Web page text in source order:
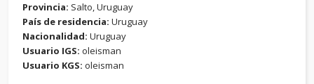
Provincia: Salto, Uruguay
País de residencia: Uruguay
Nacionalidad: Uruguay
Usuario IGS: oleisman
Usuario KGS: oleisman